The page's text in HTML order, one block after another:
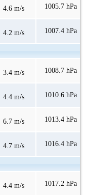
4.6 m/s 1005.7 hPa
4.2 m/s 1007.4 hPa
3.4 m/s 1008.7 hPa
4.4 m/s 1010.6 hPa
6.7 m/s 1013.4 hPa
4.7 m/s 1016.4 hPa
4.4 m/s 1017.2 hPa